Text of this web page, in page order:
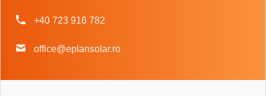
Phone number
+40 723 916 782
Emailoffice@eplansolar.ro